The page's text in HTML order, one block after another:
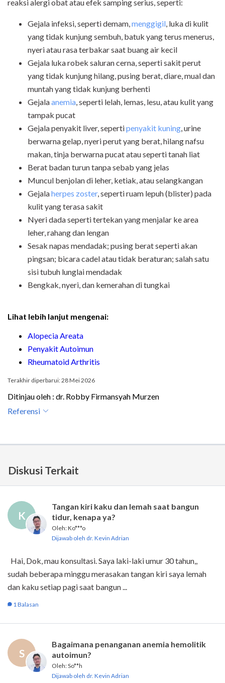
reaksi alergi obat atau efek samping serius, seperti:
Gejala infeksi, seperti demam,menggigil, luka di kulit
yang tidak kunjung sembuh, batuk yang terus menerus,
nyeri atau rasa terbakar saat buang air kecil
Gejala luka robek saluran cerna, seperti sakit perut
yang tidak kunjung hilang, pusing berat, diare, mual dan
muntah yang tidak kunjung berhenti
Gejalaanemia, seperti lelah, lemas, lesu, atau kulit yang
tampak pucat
Gejala penyakit liver, sepertipenyakit kuning, urine
berwarna gelap, nyeri perut yang berat, hilang nafsu
makan, tinja berwarna pucat atau seperti tanah liat
Berat badan turun tanpa sebab yang jelas
Muncul benjolan di leher, ketiak, atau selangkangan
Gejalaherpes zoster, seperti ruam lepuh (blister) pada
kulit yang terasa sakit
Nyeri dada seperti tertekan yang menjalar ke area
leher, rahang dan lengan
Sesak napas mendadak; pusing berat seperti akan
pingsan; bicara cadel atau tidak beraturan; salah satu
sisi tubuh lunglai mendadak
Bengkak, nyeri, dan kemerahan di tungkai
Lihat lebih lanjut mengenai:
Alopecia Areata
Penyakit Autoimun
Rheumatoid Arthritis
Terakhir diperbarui: 28 Mei 2026